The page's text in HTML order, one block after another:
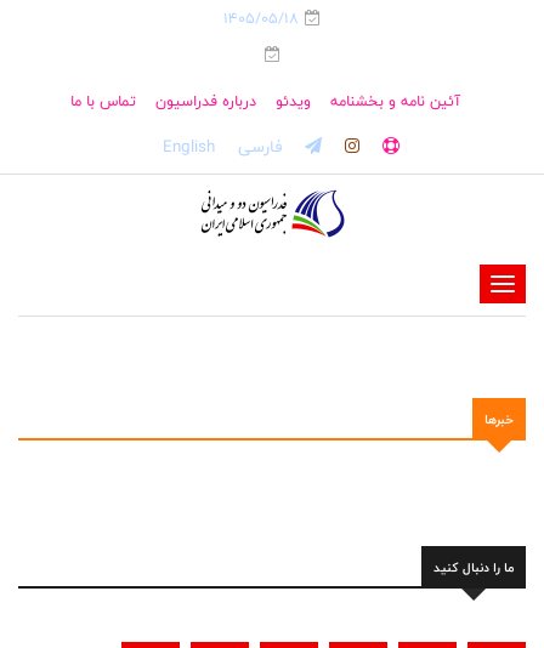
1405/05/18
آئین نامه و بخشنامه ویدئو درباره فدراسیون تماس با ما
فارسی English
-
-
-
-
-
خبرها
ما را دنبال کنید